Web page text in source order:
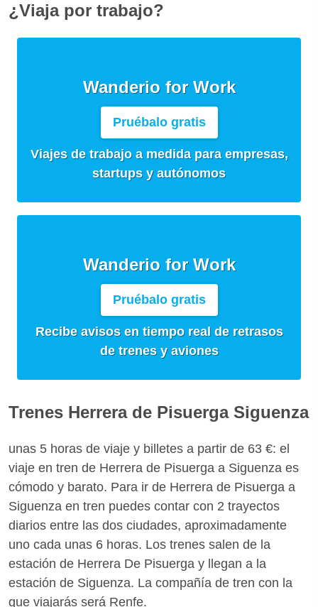
¿Viaja por trabajo?
Wanderio for Work
Pruébalo gratis
Viajes de trabajo a medida para empresas,
startups y autónomos
Wanderio for Work
Pruébalo gratis
Recibe avisos en tiempo real de retrasos
de trenes y aviones
Trenes Herrera de Pisuerga Siguenza
unas 5 horas de viaje y billetes a partir de 63 €: el
viaje en tren de Herrera de Pisuerga a Siguenza es
cómodo y barato. Para ir de Herrera de Pisuerga a
Siguenza en tren puedes contar con 2 trayectos
diarios entre las dos ciudades, aproximadamente
uno cada unas 6 horas. Los trenes salen de la
estación de Herrera De Pisuerga y llegan a la
estación de Siguenza. La compañía de tren con la
que viajarás será Renfe.